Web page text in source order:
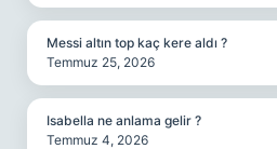
Messi altın top kaç kere aldı ?
Temmuz 25, 2026
Isabella ne anlama gelir ?
Temmuz 4, 2026